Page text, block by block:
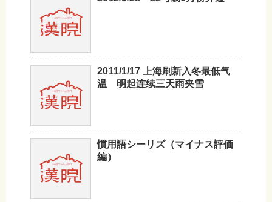
2011/1/17 上海刷新入冬最低气
温 明起连续三天雨夹雪
慣用語シーリズ（マイナス評価
編）